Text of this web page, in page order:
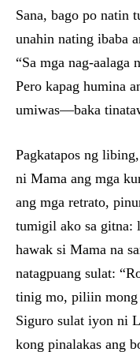
Sana, bago po natin
unahin nating ibaba
“Sa mga nag-aalaga
Pero kapag humina
umiwas—baka
Pagkatapos ng
ni Mama ang mga
ang mga retrato,
tumigil ako sa gitna:
hawak si Mama na
natagpuang sulat:
tinig mo, piliin mong
Siguro sulat iyon ni
kong pinalakas ang